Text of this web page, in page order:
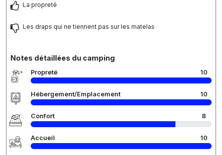
La propreté
Les draps qui ne tiennent pas sur les matelas
Notes détaillées du camping
Propreté 10
Hébergement/Emplacement 10
Confort 8
Accueil 10